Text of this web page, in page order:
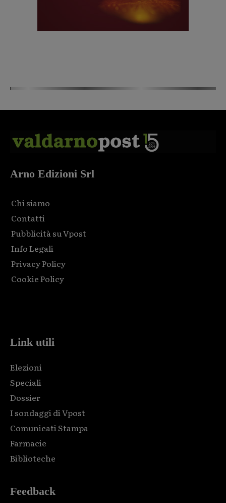
Arno Edizioni Srl
Chi siamo
Contatti
Pubblicità su Vpost
Info Legali
Privacy Policy
Cookie Policy
Link utili
Elezioni
Speciali
Dossier
I sondaggi di Vpost
Comunicati Stampa
Farmacie
Biblioteche
Feedback